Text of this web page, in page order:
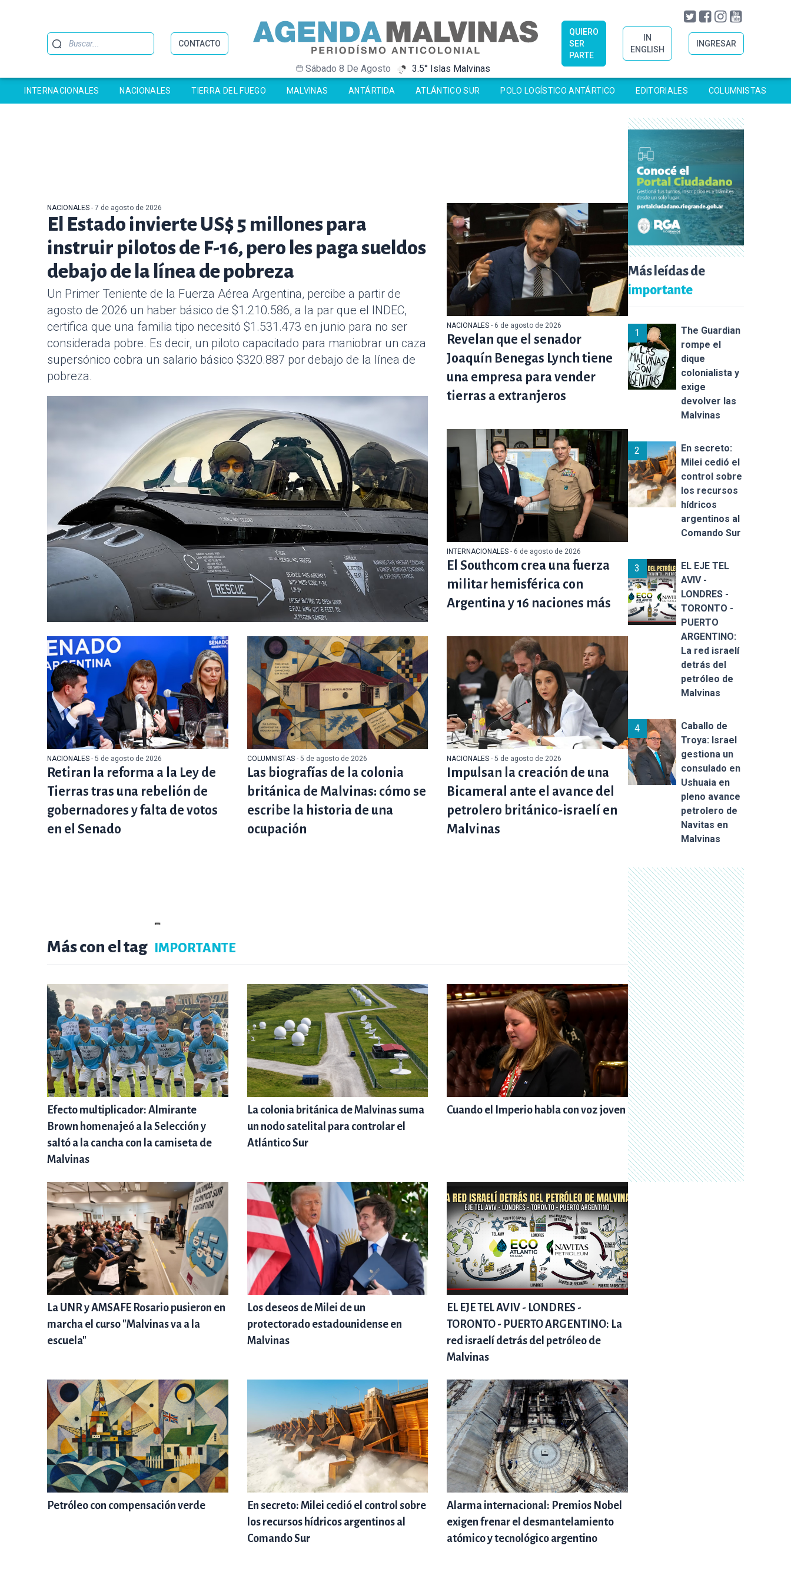
Buscar CONTACTO
Sábado 8 De Agosto -32.4° Antártida
-2° Ushuaia
3.5° Islas Malvinas
-32.4° Antártida
-2° Ushuaia
QUIERO
SER
PARTE
IN
ENGLISH
INGRESAR
INTERNACIONALES NACIONALES TIERRA DEL FUEGO MALVINAS ANTÁRTIDA ATLÁNTICO SUR POLO LOGÍSTICO ANTÁRTICO EDITORIALES COLUMNISTAS
NACIONALES - 7 de agosto de 2026
El Estado invierte US$ 5 millones para
instruir pilotos de F-16, pero les paga sueldos
debajo de la línea de pobreza
Un Primer Teniente de la Fuerza Aérea Argentina, percibe a partir de
agosto de 2026 un haber básico de $1.210.586, a la par que el INDEC,
certifica que una familia tipo necesitó $1.531.473 en junio para no ser
considerada pobre. Es decir, un piloto capacitado para maniobrar un caza
supersónico cobra un salario básico $320.887 por debajo de la línea de
pobreza.
NACIONALES - 6 de agosto de 2026
Revelan que el senador
Joaquín Benegas Lynch tiene
una empresa para vender
tierras a extranjeros
INTERNACIONALES - 6 de agosto de 2026
El Southcom crea una fuerza
militar hemisférica con
Argentina y 16 naciones más
NACIONALES - 5 de agosto de 2026
Retiran la reforma a la Ley de
Tierras tras una rebelión de
gobernadores y falta de votos
en el Senado
COLUMNISTAS - 5 de agosto de 2026
Las biografías de la colonia
británica de Malvinas: cómo se
escribe la historia de una
ocupación
NACIONALES - 5 de agosto de 2026
Impulsan la creación de una
Bicameral ante el avance del
petrolero británico-israelí en
Malvinas
Más con el tag IMPORTANTE
Efecto multiplicador: Almirante
Brown homenajeó a la Selección y
saltó a la cancha con la camiseta de
Malvinas
La colonia británica de Malvinas suma
un nodo satelital para controlar el
Atlántico Sur
Cuando el Imperio habla con voz joven
La UNR y AMSAFE Rosario pusieron en
marcha el curso "Malvinas va a la
escuela"
Los deseos de Milei de un
protectorado estadounidense en
Malvinas
EL EJE TEL AVIV - LONDRES -
TORONTO - PUERTO ARGENTINO: La
red israelí detrás del petróleo de
Malvinas
Petróleo con compensación verde
En secreto: Milei cedió el control sobre
los recursos hídricos argentinos al
Comando Sur
Alarma internacional: Premios Nobel
exigen frenar el desmantelamiento
atómico y tecnológico argentino
Más leídas de
importante
1
The Guardian
rompe el
dique
colonialista y
exige
devolver las
Malvinas
2
En secreto:
Milei cedió el
control sobre
los recursos
hídricos
argentinos al
Comando Sur
3
EL EJE TEL
AVIV -
LONDRES -
TORONTO -
PUERTO
ARGENTINO:
La red israelí
detrás del
petróleo de
Malvinas
4
Caballo de
Troya: Israel
gestiona un
consulado en
Ushuaia en
pleno avance
petrolero de
Navitas en
Malvinas